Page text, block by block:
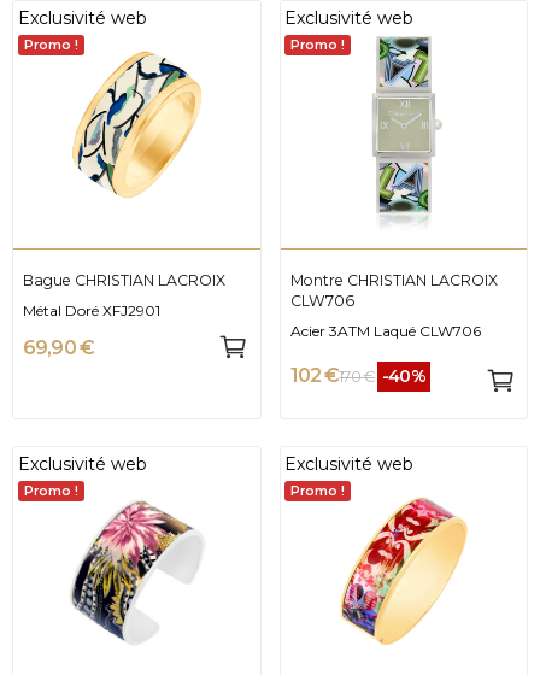
Exclusivité web
Promo !
Bague CHRISTIAN LACROIX
Métal Doré XFJ2901
69,90 €
Exclusivité web
Promo !
Montre CHRISTIAN LACROIX
CLW706
Acier 3ATM Laqué CLW706
102 €170 € -40%
Exclusivité web
Promo !
Exclusivité web
Promo !